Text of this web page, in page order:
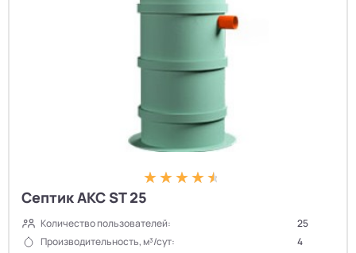
Септик АКС ST 25
Количество пользователей:
25
Производительность, м³/сут:
4